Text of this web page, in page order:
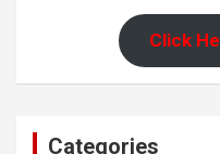
Click
Categories